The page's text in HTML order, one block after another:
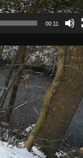
00:11